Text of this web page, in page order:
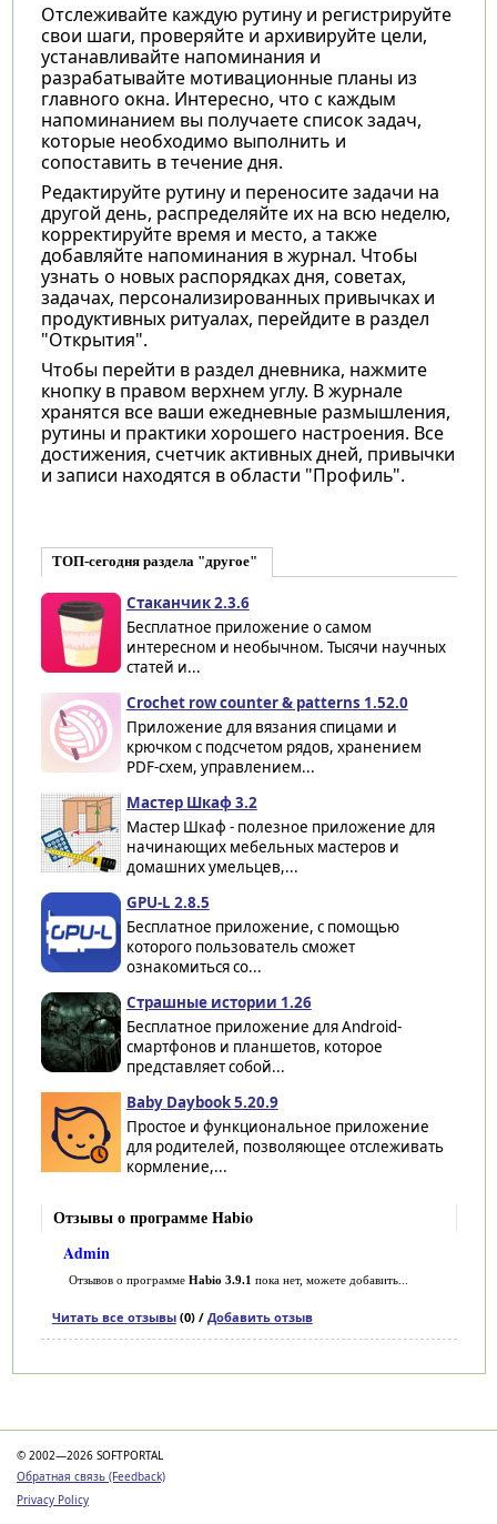
Отслеживайте каждую рутину и регистрируйте
свои шаги, проверяйте и архивируйте цели,
устанавливайте напоминания и
разрабатывайте мотивационные планы из
главного окна. Интересно, что с каждым
напоминанием вы получаете список задач,
которые необходимо выполнить и
сопоставить в течение дня.
Редактируйте рутину и переносите задачи на
другой день, распределяйте их на всю неделю,
корректируйте время и место, а также
добавляйте напоминания в журнал. Чтобы
узнать о новых распорядках дня, советах,
задачах, персонализированных привычках и
продуктивных ритуалах, перейдите в раздел
"Открытия".
Чтобы перейти в раздел дневника, нажмите
кнопку в правом верхнем углу. В журнале
хранятся все ваши ежедневные размышления,
рутины и практики хорошего настроения. Все
достижения, счетчик активных дней, привычки
и записи находятся в области "Профиль".
ТОП-сегодня раздела "другое"
Cтаканчик 2.3.6
Бесплатное приложение о самом
интересном и необычном. Тысячи научных
статей и...
Crochet row counter & patterns 1.52.0
Приложение для вязания спицами и
крючком с подсчетом рядов, хранением
PDF-схем, управлением...
Мастер Шкаф 3.2
Мастер Шкаф - полезное приложение для
начинающих мебельных мастеров и
домашних умельцев,...
GPU-L 2.8.5
Бесплатное приложение, с помощью
которого пользователь сможет
ознакомиться со...
Страшные истории 1.26
Бесплатное приложение для Android-
смартфонов и планшетов, которое
представляет собой...
Baby Daybook 5.20.9
Простое и функциональное приложение
для родителей, позволяющее отслеживать
кормление,...
Отзывы о программе Habio
Admin
Отзывов о программе Habio 3.9.1 пока нет, можете добавить...
Читать все отзывы(0) / Добавить отзыв
© 2002—2026 SOFTPORTAL
Обратная связь (Feedback)
Privacy Policy